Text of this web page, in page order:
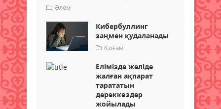
Әлем
Кибербуллинг
заңмен қудаланады
Қоғам
Елімізде желіде
жалған ақпарат
тарататын
дереккөздер
жойылады